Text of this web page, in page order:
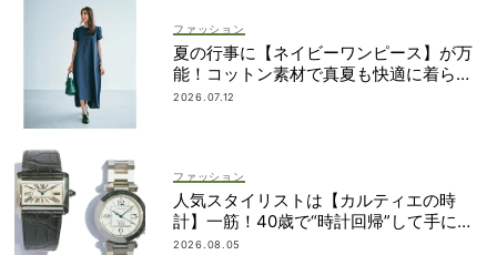
ファッション
夏の行事に【ネイビーワンピース】が万
能！コットン素材で真夏も快適に着られ
る
2026.07.12
ファッション
人気スタイリストは【カルティエの時
計】一筋！40歳で“時計回帰”して手に入
れた名品は？
2026.08.05